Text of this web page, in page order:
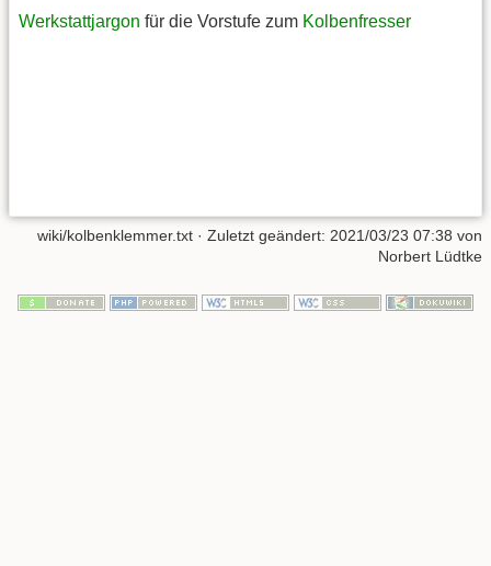
Werkstattjargon für die Vorstufe zum Kolbenfresser
wiki/kolbenklemmer.txt · Zuletzt geändert: 2021/03/23 07:38 von
Norbert Lüdtke